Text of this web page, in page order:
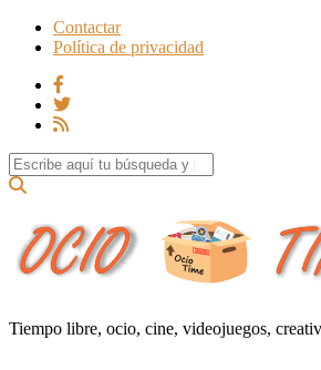
Contactar
Política de privacidad
Search for:
Tiempo libre, ocio, cine, videojuegos,